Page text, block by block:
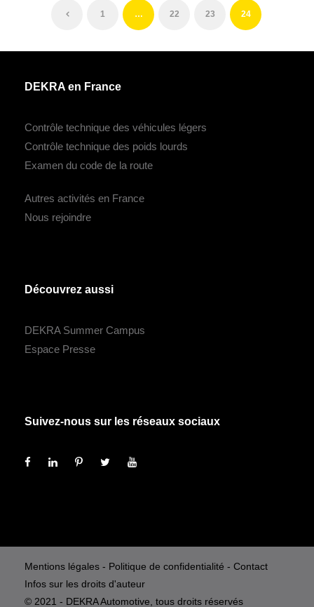
1 … 22 23 24
DEKRA en France
Contrôle technique des véhicules légers
Contrôle technique des poids lourds
Examen du code de la route
Autres activités en France
Nous rejoindre
Découvrez aussi
DEKRA Summer Campus
Espace Presse
Suivez-nous sur les réseaux sociaux
Mentions légales - Politique de confidentialité - Contact
Infos sur les droits d'auteur
© 2021 - DEKRA Automotive, tous droits réservés